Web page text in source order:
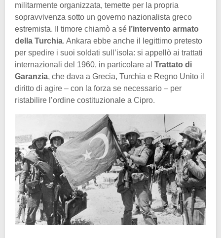
militarmente organizzata, temette per la propria
sopravvivenza sotto un governo nazionalista greco
estremista. Il timore chiamò a sé l’intervento armato
della Turchia. Ankara ebbe anche il legittimo pretesto
per spedire i suoi soldati sull’isola: si appellò ai trattati
internazionali del 1960, in particolare al Trattato di
Garanzia, che dava a Grecia, Turchia e Regno Unito il
diritto di agire – con la forza se necessario – per
ristabilire l’ordine costituzionale a Cipro.